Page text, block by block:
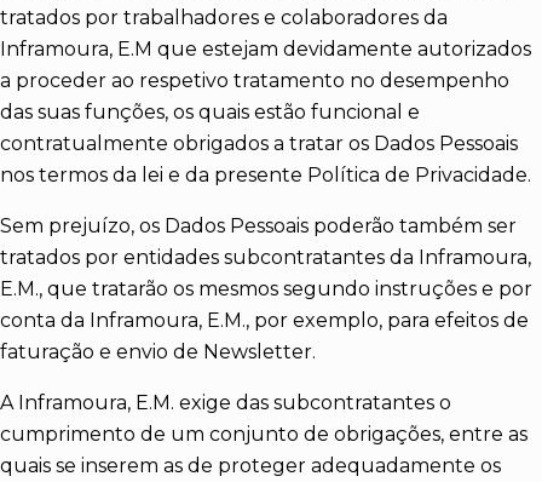
tratados por trabalhadores e colaboradores da
Inframoura, E.M que estejam devidamente autorizados
a proceder ao respetivo tratamento no desempenho
das suas funções, os quais estão funcional e
contratualmente obrigados a tratar os Dados Pessoais
nos termos da lei e da presente Política de Privacidade.
Sem prejuízo, os Dados Pessoais poderão também ser
tratados por entidades subcontratantes da Inframoura,
E.M., que tratarão os mesmos segundo instruções e por
conta da Inframoura, E.M., por exemplo, para efeitos de
faturação e envio de Newsletter.
A Inframoura, E.M. exige das subcontratantes o
cumprimento de um conjunto de obrigações, entre as
quais se inserem as de proteger adequadamente os